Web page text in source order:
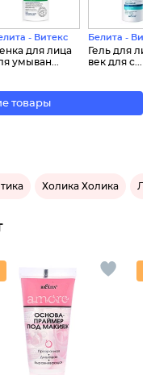
- Витекс
для лица
умыван...
Белита -
Гель для
век для с...
товары
Холика Холика